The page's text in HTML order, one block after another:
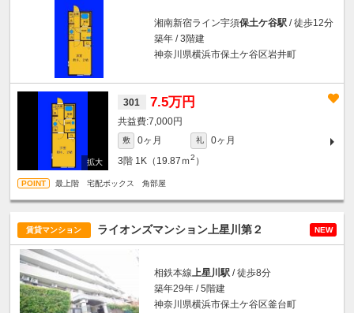
湘南新宿ライン宇須保土ケ谷駅 / 徒歩12分
築年 / 3階建
神奈川県横浜市保土ケ谷区岩井町
301 7.5万円
7,000円
敷 0ヶ月 礼
0ヶ月
3階 1K（19.87ｍ2 ）
最上階 宅配ボックス 角部屋
賃貸マンション ライオンズマンション上星川第２ NEW
相鉄本線上星川駅 / 徒歩8分
築年29年 / 5階建
神奈川県横浜市保土ケ谷区釜台町